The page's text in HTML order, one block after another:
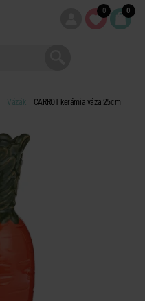
0 0
Vázák CARROT kerámia váza 25cm